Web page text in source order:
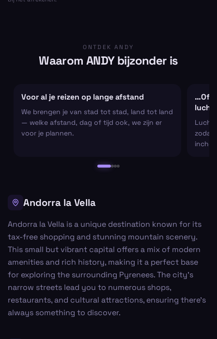
ONTDEK ANDY
Waarom ANDY bijzonder is
Voor al je reizen op lange afstand
We brengen je van stad tot stad, land tot land
— welke afstand, dag of tijd ook, we zijn er
voor je plannen.
…Of
zodat
Andorra la Vella
Andorra la Vella is a unique destination known for its
tax-free shopping and stunning mountain scenery.
This small but vibrant capital offers a mix of modern
amenities and rich history, making it a perfect base
for exploring the surrounding Pyrenees. The city's
narrow streets lead you to numerous shops,
restaurants, and cultural attractions, ensuring there’s
always something to discover.